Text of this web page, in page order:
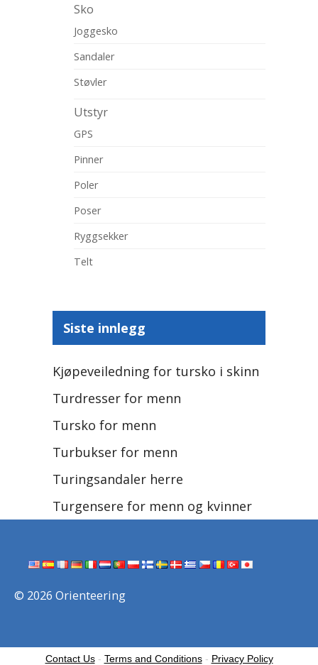
Sko
Joggesko
Sandaler
Støvler
Utstyr
GPS
Pinner
Poler
Poser
Ryggsekker
Telt
Siste innlegg
Kjøpeveiledning for tursko i skinn
Turdresser for menn
Tursko for menn
Turbukser for menn
Turingsandaler herre
Turgensere for menn og kvinner
© 2026 Orienteering
Contact Us- Terms and Conditions- Privacy Policy